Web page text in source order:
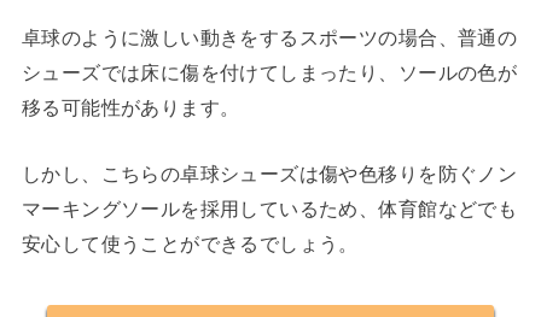
卓球のように激しい動きをするスポーツの場合、普通の
シューズでは床に傷を付けてしまったり、ソールの色が
移る可能性があります。
しかし、こちらの卓球シューズは傷や色移りを防ぐノン
マーキングソールを採用しているため、体育館などでも
安心して使うことができるでしょう。